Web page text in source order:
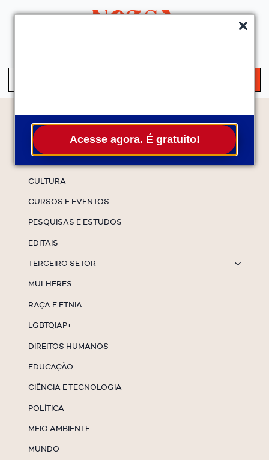
Acesse agora. É gratuito!
Temas
CULTURA
CURSOS E EVENTOS
PESQUISAS E ESTUDOS
EDITAIS
TERCEIRO SETOR
MULHERES
RAÇA E ETNIA
LGBTQIAP+
DIREITOS HUMANOS
EDUCAÇÃO
CIÊNCIA E TECNOLOGIA
POLÍTICA
MEIO AMBIENTE
MUNDO